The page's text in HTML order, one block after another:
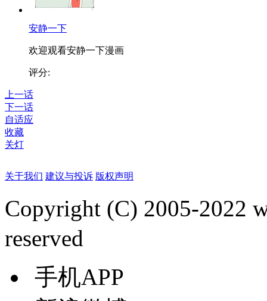
安静一下
欢迎观看安静一下漫画
评分:
上一话
下一话
自适应
收藏
关灯
关于我们 建议与投诉 版权声明
Copyright (C) 2005-2022
reserved
手机APP